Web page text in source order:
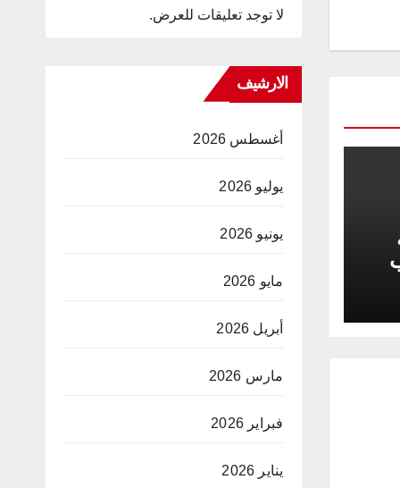
لا توجد تعليقات للعرض.
الارشيف
أغسطس 2026
يوليو 2026
يونيو 2026
مايو 2026
أبريل 2026
مارس 2026
فبراير 2026
يناير 2026